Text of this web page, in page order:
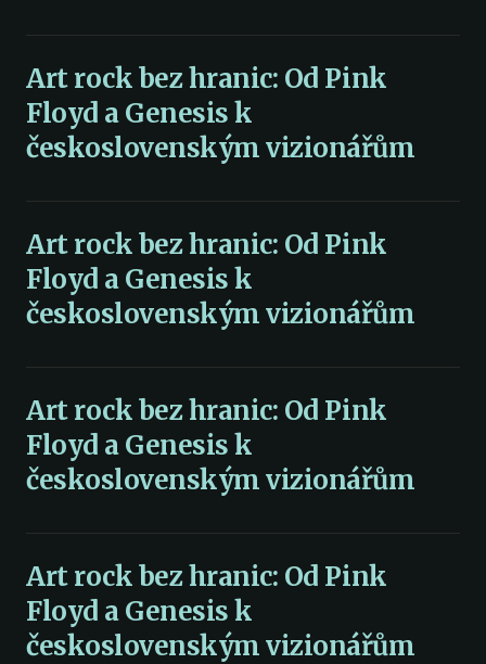
Art rock bez hranic: Od Pink
Floyd a Genesis k
československým vizionářům
Art rock bez hranic: Od Pink
Floyd a Genesis k
československým vizionářům
Art rock bez hranic: Od Pink
Floyd a Genesis k
československým vizionářům
Art rock bez hranic: Od Pink
Floyd a Genesis k
československým vizionářům